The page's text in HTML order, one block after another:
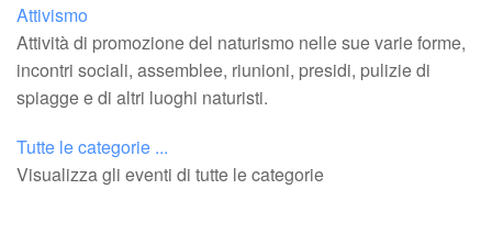
Attivismo
Attività di promozione del naturismo nelle sue varie forme,
incontri sociali, assemblee, riunioni, presidi, pulizie di
spiagge e di altri luoghi naturisti.
Tutte le categorie ...
Visualizza gli eventi di tutte le categorie